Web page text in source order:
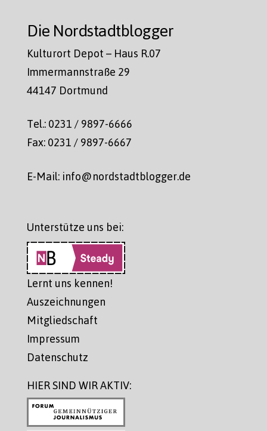
Die Nordstadtblogger
Kulturort Depot – Haus R.07
Immermannstraße 29
44147 Dortmund
Tel.: 0231 / 9897-6666
Fax: 0231 / 9897-6667
E-Mail: info@nordstadtblogger.de
Unterstütze uns bei:
Lernt uns kennen!
Auszeichnungen
Mitgliedschaft
Impressum
Datenschutz
HIER SIND WIR AKTIV: